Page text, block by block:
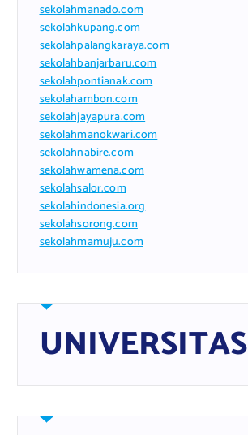
sekolahmanado.com
sekolahkupang.com
sekolahpalangkaraya.com
sekolahbanjarbaru.com
sekolahpontianak.com
sekolahambon.com
sekolahjayapura.com
sekolahmanokwari.com
sekolahnabire.com
sekolahwamena.com
sekolahsalor.com
sekolahindonesia.org
sekolahsorong.com
sekolahmamuju.com
UNIVERSITAS